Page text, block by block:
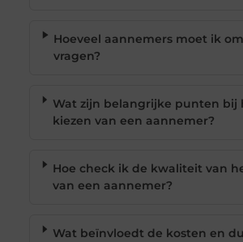
Hoeveel aannemers moet ik
vragen?
Wat zijn belangrijke punten bij
kiezen van een aannemer?
Hoe check ik de kwaliteit van
van een aannemer?
Wat beïnvloedt de kosten en